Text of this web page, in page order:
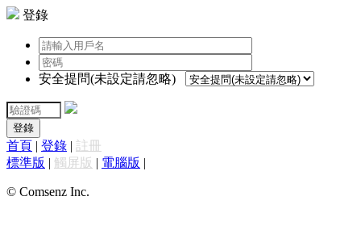
登錄
安全提問(未設定請忽略)
登錄
首頁 | 登錄 | 註冊
標準版 | 觸屏版 | 電腦版 |
© Comsenz Inc.